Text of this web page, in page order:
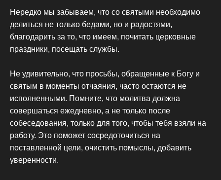
Нередко мы забываем, что со святыми необходимо
делиться не только бедами, но и радостями,
благодарить за то, что имеем, почитать церковные
праздники, посещать службы.
Не удивительно, что просьбы, обращенные к Богу и
святым в моменты отчаяния, часто остаются не
исполненными. Помните, что молитва должна
совершаться ежедневно, а не только после
собеседования, только для того, чтобы тебя взяли на
работу. Это поможет сосредоточиться на
поставленной цели, очистить помыслы, добавить
уверенности.